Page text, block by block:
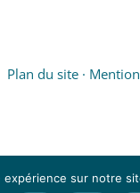
Plan du site ·
sur notre